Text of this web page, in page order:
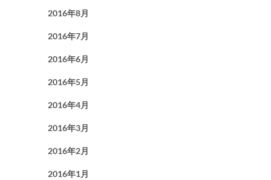
2016年8月
2016年7月
2016年6月
2016年5月
2016年4月
2016年3月
2016年2月
2016年1月